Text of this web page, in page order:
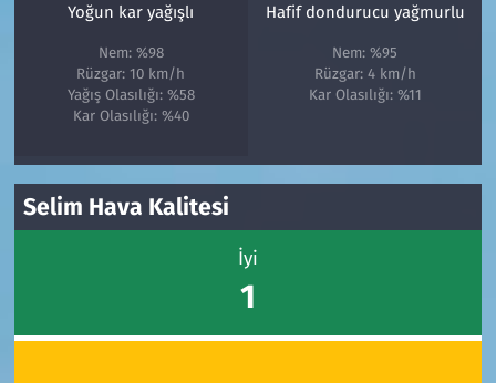
Yoğun kar yağışlı
Nem: %98
Rüzgar: 10 km/h
Yağış Olasılığı: %58
Kar Olasılığı: %40
Hafif dondurucu yağmurlu
Nem: %95
Rüzgar: 4 km/h
Kar Olasılığı: %11
Selim Hava Kalitesi
İyi
1